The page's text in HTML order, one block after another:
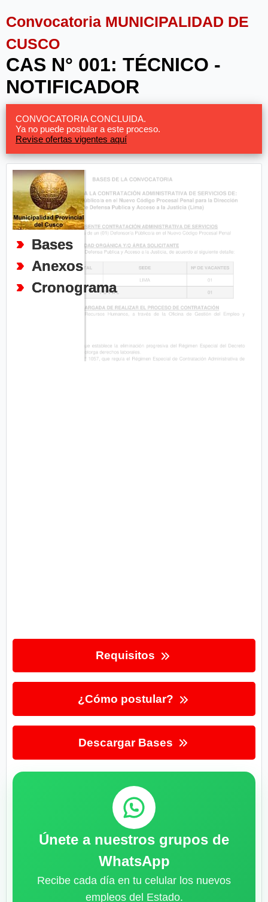
Convocatoria MUNICIPALIDAD DE
CUSCO
CAS N° 001: TÉCNICO -
NOTIFICADOR
CONVOCATORIA CONCLUIDA.
Ya no puede postular a este proceso.
Revise ofertas vigentes aquí
Bases
Anexos
Cronograma
Requisitos
¿Cómo postular?
Descargar Bases
Únete a nuestros grupos de
WhatsApp
Recibe cada día en tu celular los nuevos
empleos del Estado.